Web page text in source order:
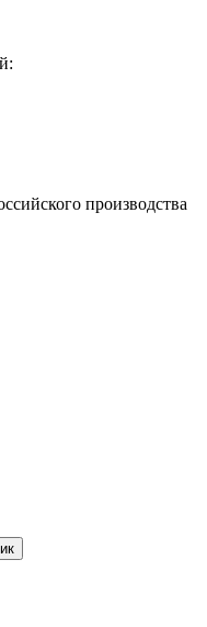
производства